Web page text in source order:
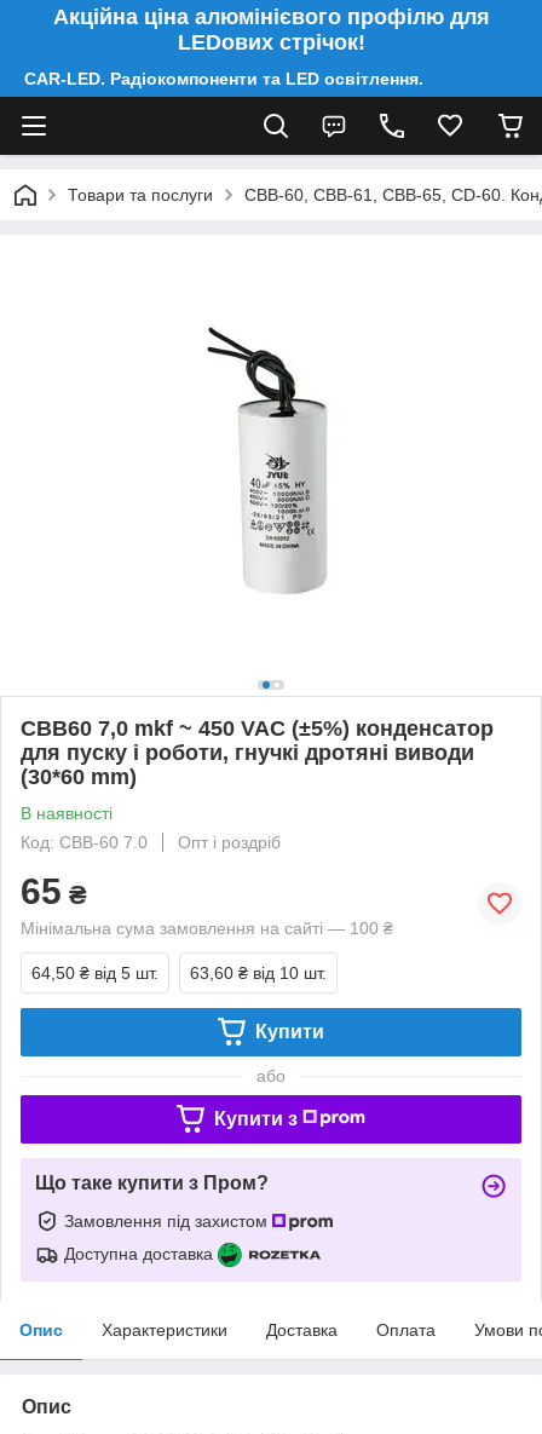
Акційна ціна алюмінієвого профілю для
LEDових стрічок!
CAR-LED. Радіокомпоненти та LED освітлення.
Товари та послуги CBB-60, CBB-61, CBB-65, CD-60.
CBB60 7,0 mkf ~ 450 VAC (±5%) конденсатор
для пуску і роботи, гнучкі дротяні виводи
(30*60 mm)
В наявності
Код: CBB-60 7.0
Опт і роздріб
65 ₴
Мінімальна сума замовлення на сайті — 100 ₴
64,50 ₴ від 5 шт. 63,60 ₴ від 10 шт.
Купити
або
Купити з
Що таке купити з Пром?
Замовлення під захистом
Доступна доставка
Опис Характеристики Доставка Оплата Умови
Опис